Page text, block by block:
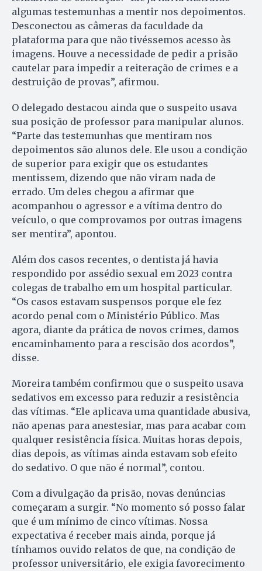
algumas testemunhas a mentir nos depoimentos.
Desconectou as câmeras da faculdade da
plataforma para que não tivéssemos acesso às
imagens. Houve a necessidade de pedir a prisão
cautelar para impedir a reiteração de crimes e a
destruição de provas”, afirmou.
O delegado destacou ainda que o suspeito usava
sua posição de professor para manipular alunos.
“Parte das testemunhas que mentiram nos
depoimentos são alunos dele. Ele usou a condição
de superior para exigir que os estudantes
mentissem, dizendo que não viram nada de
errado. Um deles chegou a afirmar que
acompanhou o agressor e a vítima dentro do
veículo, o que comprovamos por outras imagens
ser mentira”, apontou.
Além dos casos recentes, o dentista já havia
respondido por assédio sexual em 2023 contra
colegas de trabalho em um hospital particular.
“Os casos estavam suspensos porque ele fez
acordo penal com o Ministério Público. Mas
agora, diante da prática de novos crimes, damos
encaminhamento para a rescisão dos acordos”,
disse.
Moreira também confirmou que o suspeito usava
sedativos em excesso para reduzir a resistência
das vítimas. “Ele aplicava uma quantidade abusiva,
não apenas para anestesiar, mas para acabar com
qualquer resistência física. Muitas horas depois,
dias depois, as vítimas ainda estavam sob efeito
do sedativo. O que não é normal”, contou.
Com a divulgação da prisão, novas denúncias
começaram a surgir. “No momento só posso falar
que é um mínimo de cinco vítimas. Nossa
expectativa é receber mais ainda, porque já
tínhamos ouvido relatos de que, na condição de
professor universitário, ele exigia favorecimento